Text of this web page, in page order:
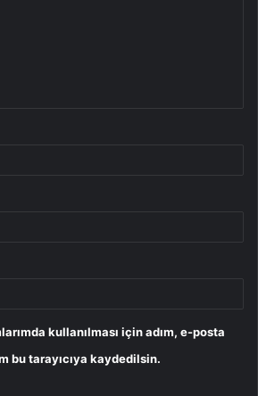
kullanılması için adım, e-posta
bu tarayıcıya kaydedilsin.